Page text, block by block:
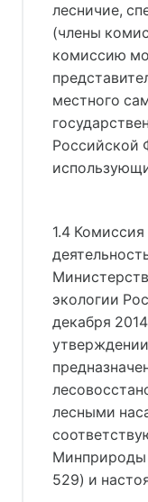
лесничие,
(члены
комиссию
местного
Российской
1.4
экологии
декабря
лесными
Минприроды
529) и